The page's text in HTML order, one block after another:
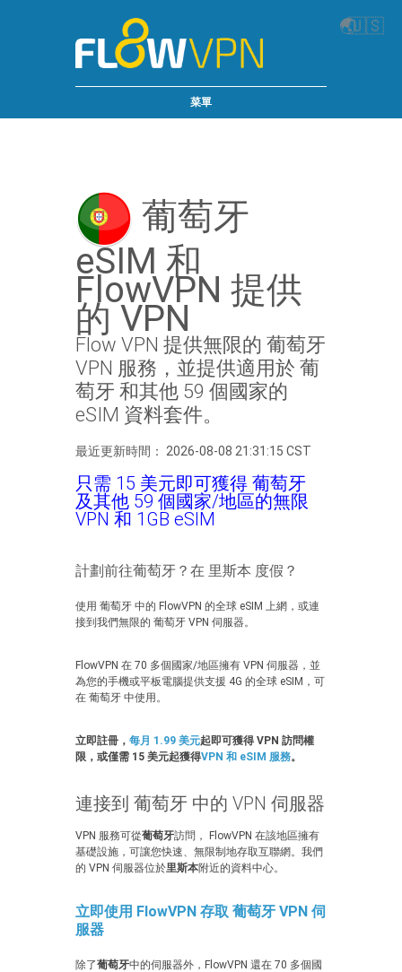
🌏🇺🇸
菜單
葡萄牙
eSIM 和
FlowVPN 提供
的 VPN
Flow VPN 提供無限的 葡萄牙
VPN 服務，並提供適用於 葡
萄牙 和其他 59 個國家的
eSIM 資料套件。
最近更新時間： 2026-08-08 21:31:15 CST
只需 15 美元即可獲得 葡萄牙
及其他 59 個國家/地區的無限
VPN 和 1GB eSIM
計劃前往葡萄牙？在 里斯本 度假？
使用 葡萄牙 中的 FlowVPN 的全球 eSIM 上網，或連
接到我們無限的 葡萄牙 VPN 伺服器。
FlowVPN 在 70 多個國家/地區擁有 VPN 伺服器，並
為您的手機或平板電腦提供支援 4G 的全球 eSIM，可
在 葡萄牙 中使用。
立即註冊， 每月 1.99 美元起即可獲得 VPN 訪問權
限，或僅需 15 美元起獲得VPN 和 eSIM 服務。
連接到 葡萄牙 中的 VPN 伺服器
VPN 服務可從葡萄牙訪問， FlowVPN 在該地區擁有
基礎設施，可讓您快速、無限制地存取互聯網。我們
的 VPN 伺服器位於里斯本附近的資料中心。
立即使用 FlowVPN 存取 葡萄牙 VPN 伺
服器
除了葡萄牙中的伺服器外，FlowVPN 還在 70 多個國